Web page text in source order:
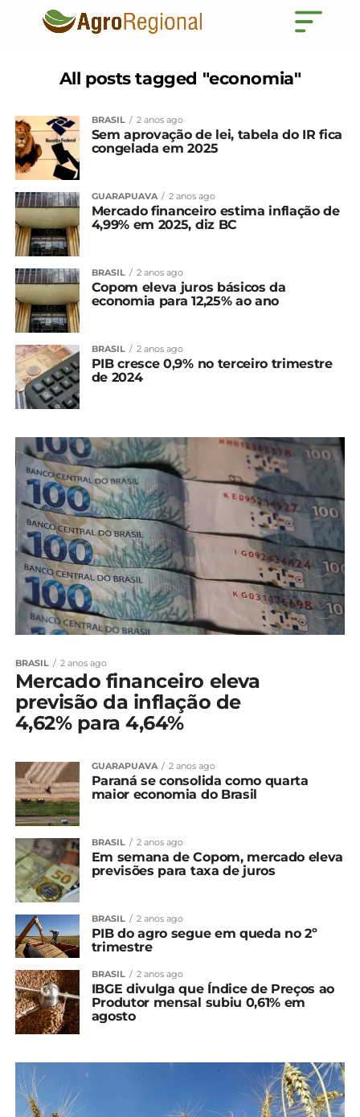
All posts tagged "economia"
BRASIL 2 anos ago
Sem aprovação de lei, tabela do IR fica
congelada em 2025
GUARAPUAVA 2 anos ago
Mercado financeiro estima inflação de
4,99% em 2025, diz BC
BRASIL 2 anos ago
Copom eleva juros básicos da
economia para 12,25% ao ano
BRASIL 2 anos ago
PIB cresce 0,9% no terceiro trimestre
de 2024
BRASIL 2 anos ago
Mercado financeiro eleva
previsão da inflação de
4,62% para 4,64%
GUARAPUAVA 2 anos ago
Paraná se consolida como quarta
maior economia do Brasil
BRASIL 2 anos ago
Em semana de Copom, mercado eleva
previsões para taxa de juros
BRASIL 2 anos ago
PIB do agro segue em queda no 2º
trimestre
BRASIL 2 anos ago
IBGE divulga que Índice de Preços ao
Produtor mensal subiu 0,61% em
agosto